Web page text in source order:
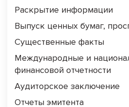
Раскрытие информации
Выпуск ценных бумаг,
Существенные факты
Международные и
финансовой отчетности
Аудиторское заключение
Отчеты эмитента